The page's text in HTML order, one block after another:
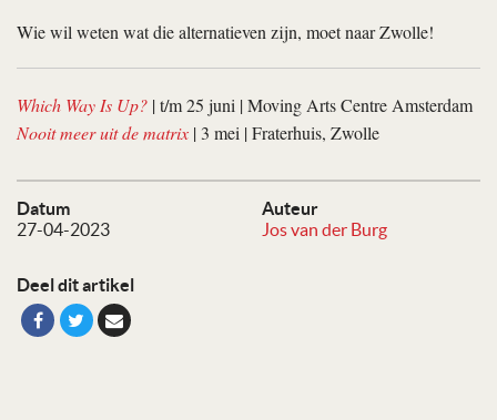
Datum
27-04-2023
Auteur
Jos van der Burg
Deel dit artikel
Wie wil weten wat die alternatieven zijn, moet naar Zwolle!
Which Way Is Up? | t/m 25 juni | Moving Arts Centre Amsterdam
Nooit meer uit de matrix | 3 mei | Fraterhuis, Zwolle